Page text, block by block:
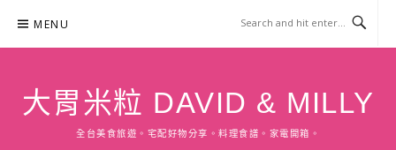
content
MENU
大胃米粒 DAVID & MILLY
全台美食旅遊。宅配好物分享。料理食譜。家電開箱。